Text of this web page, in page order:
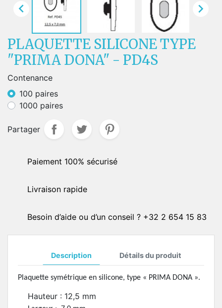
 
PLAQUETTE SILICONE TYPE
"PRIMA DONA" - PD4S
Contenance
100 paires
1000 paires
Partager
Paiement 100% sécurisé
Livraison rapide
Besoin d’aide ou d’un conseil ? +32 2 654 15 83
Description Détails du produit
Plaquette symétrique en silicone, type « PRIMA DONA ».
Hauteur : 12,5 mm